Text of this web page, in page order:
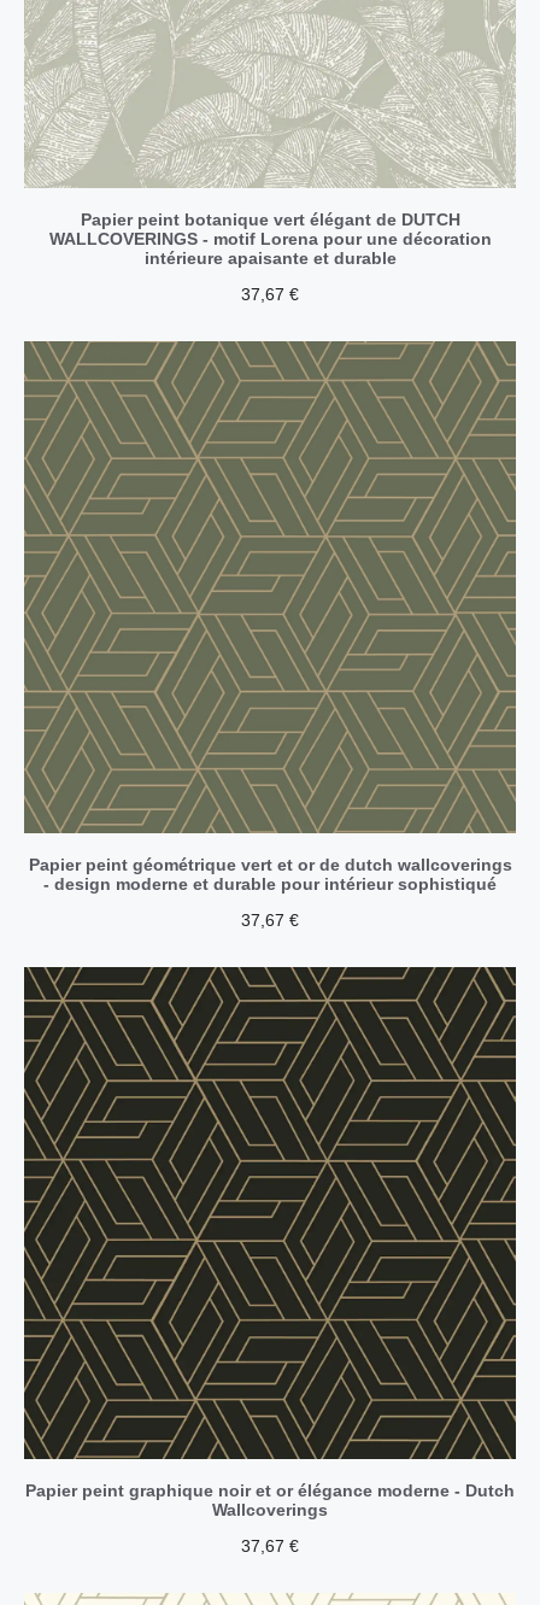
Papier peint botanique vert élégant de DUTCH
WALLCOVERINGS - motif Lorena pour une décoration
intérieure apaisante et durable
37,67 €
Papier peint géométrique vert et or de dutch wallcoverings
- design moderne et durable pour intérieur sophistiqué
37,67 €
Papier peint graphique noir et or élégance moderne - Dutch
Wallcoverings
37,67 €